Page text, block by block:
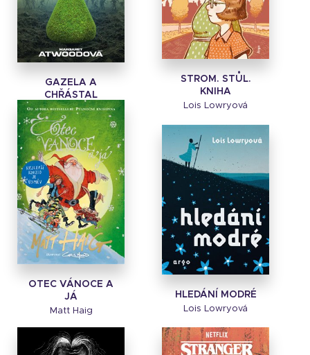
GAZELA A
CHŘÁSTAL
Margaret Atwoodová
STROM. STŮL.
KNIHA
Lois Lowryová
OTEC VÁNOCE A
JÁ
Matt Haig
HLEDÁNÍ MODRÉ
Lois Lowryová